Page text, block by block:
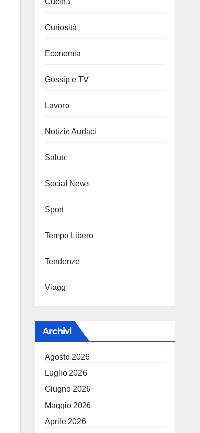
Cucina
Curiosità
Economia
Gossip e TV
Lavoro
Notizie Audaci
Salute
Social News
Sport
Tempo Libero
Tendenze
Viaggi
Archivi
Agosto 2026
Luglio 2026
Giugno 2026
Maggio 2026
Aprile 2026